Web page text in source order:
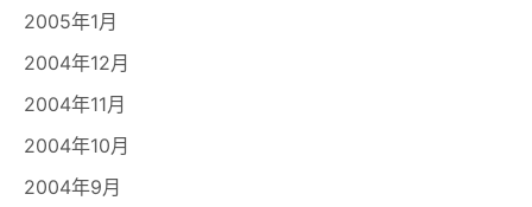
2005年1月
2004年12月
2004年11月
2004年10月
2004年9月